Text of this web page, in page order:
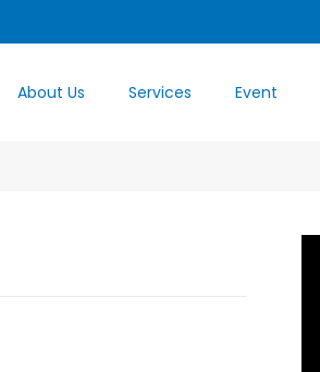
About Us Services Event